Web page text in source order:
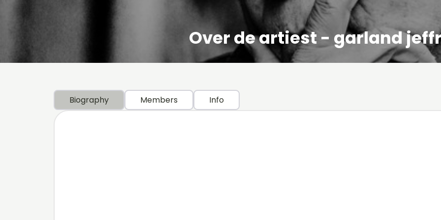
Over de artiest - garland
Biography Members Info